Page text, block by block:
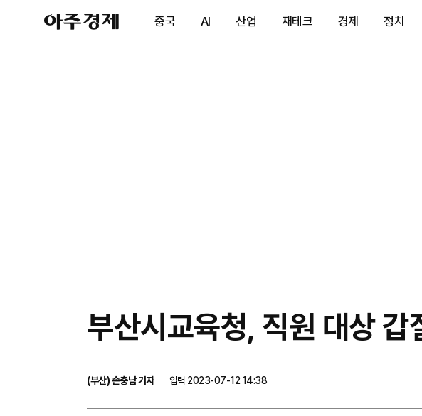
아
주
제
중국 AI 산업 재테크 경제 정치
부산시교육청, 직원 대상 갑
(부산) 손충남 기자
입력 2023-07-12 14:38